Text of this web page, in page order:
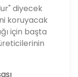
diyecek
koruyacak
için başta